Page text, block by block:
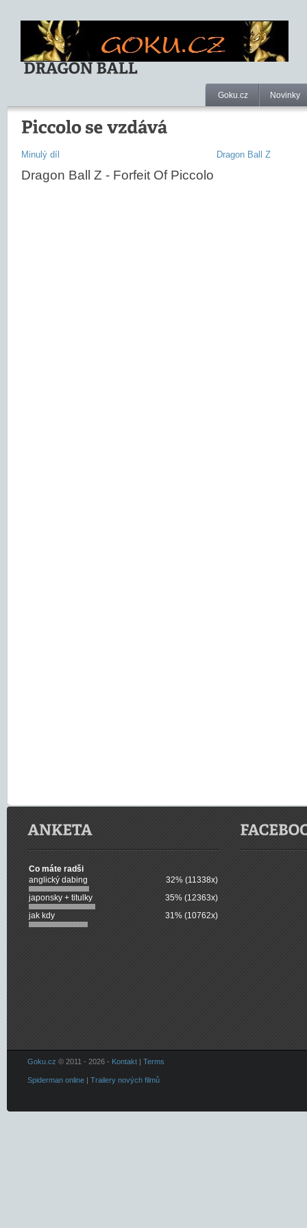
Goku.cz Novinky
Minulý díl Dragon Ball Z
Dragon Ball Z - Forfeit Of Piccolo
Co máte radši
anglický dabing
32% (11338x)
japonsky + titulky
35% (12363x)
jak kdy
31% (10762x)
Goku.cz © 2011 - 2026 - Kontakt | Terms
Spiderman online | Trailery nových filmů